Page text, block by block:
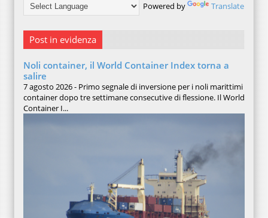
Powered by Translate
Post in evidenza
Noli container, il World Container Index torna a
salire
7 agosto 2026 - Primo segnale di inversione per i noli marittimi
container dopo tre settimane consecutive di flessione. Il World
Container I...